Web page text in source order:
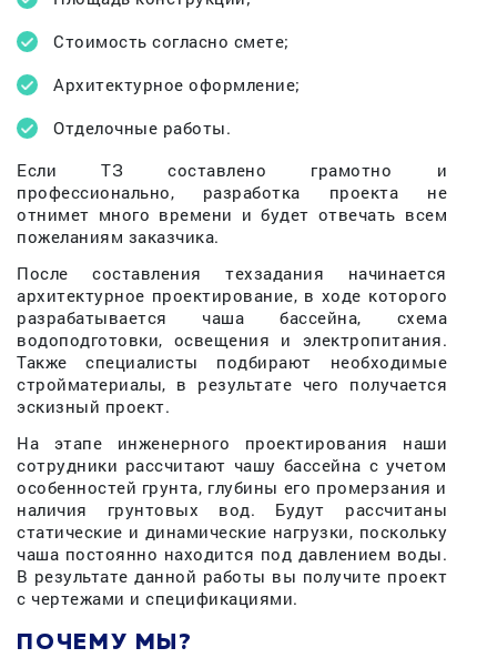
Стоимость согласно смете;
Архитектурное оформление;
Отделочные работы.
Если ТЗ составлено грамотно и
профессионально, разработка проекта не
отнимет много времени и будет отвечать всем
пожеланиям заказчика.
После составления техзадания начинается
архитектурное проектирование, в ходе которого
разрабатывается чаша бассейна, схема
водоподготовки, освещения и электропитания.
Также специалисты подбирают необходимые
стройматериалы, в результате чего получается
эскизный проект.
На этапе инженерного проектирования наши
сотрудники рассчитают чашу бассейна с учетом
особенностей грунта, глубины его промерзания и
наличия грунтовых вод. Будут рассчитаны
статические и динамические нагрузки, поскольку
чаша постоянно находится под давлением воды.
В результате данной работы вы получите проект
с чертежами и спецификациями.
ПОЧЕМУ МЫ?